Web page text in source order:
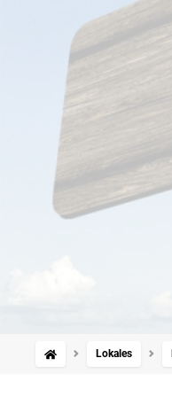
Lokales